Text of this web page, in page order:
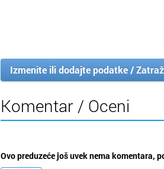
Izmenite ili dodajte podatke /
Komentar / Oceni
Ovo preduzeće još uvek nema komentara,